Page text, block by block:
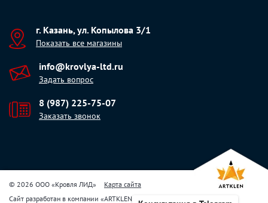
г. Казань, ул. Копылова 3/1
Показать все магазины
info@krovlya-ltd.ru
Задать вопрос
8 (987) 225-75-07
Заказать звонок
© 2026 ООО «Кровля ЛИД»
Карта сайта
Сайт разработан в компании «ARTKLEN